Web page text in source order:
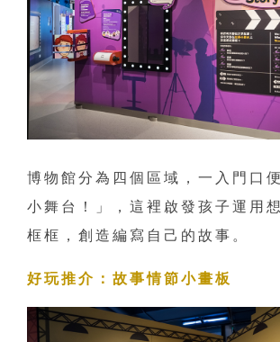
博物館分為四個區域，一入門口
小舞台！」，這裡啟發孩子運用
框框，創造編寫自己的故事。
好玩推介：故事情節小畫板